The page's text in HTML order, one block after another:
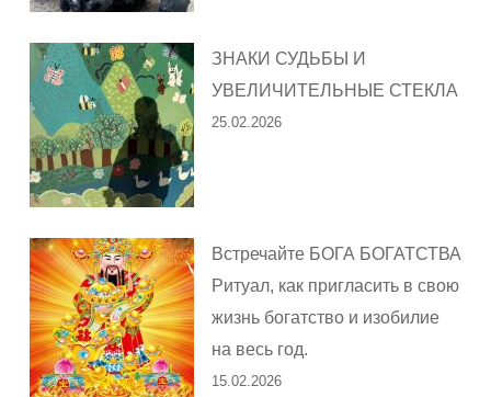
ЗНАКИ СУДЬБЫ И
УВЕЛИЧИТЕЛЬНЫЕ СТЕКЛА
25.02.2026
Встречайте БОГА БОГАТСТВА
Ритуал, как пригласить в свою
жизнь богатство и изобилие
на весь год.
15.02.2026